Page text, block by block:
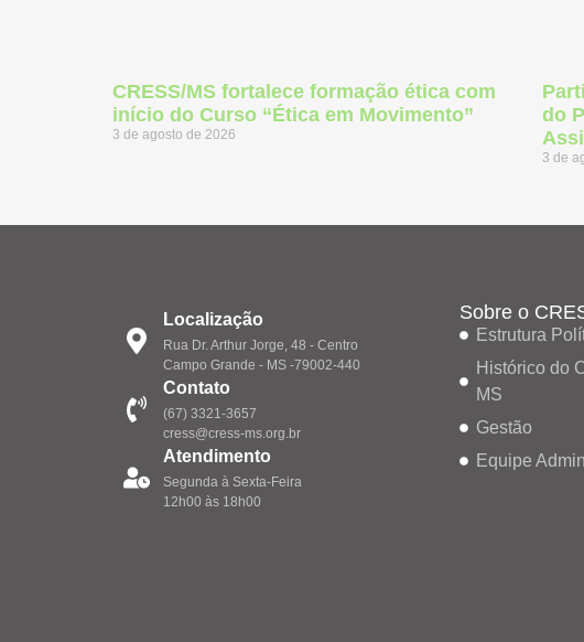
CRESS/MS fortalece formação ética com
início do Curso “Ética em Movimento”
3 de agosto de 2026
do
3 de
Localização
Rua Dr. Arthur Jorge, 48 - Centro
Campo Grande - MS -79002-440
Contato
(67) 3321-3657
cress@cress-ms.org.br
Atendimento
Segunda à Sexta-Feira
12h00 às 18h00
Sobre o
Estrutura
Histórico do
MS
Gestão
Equipe